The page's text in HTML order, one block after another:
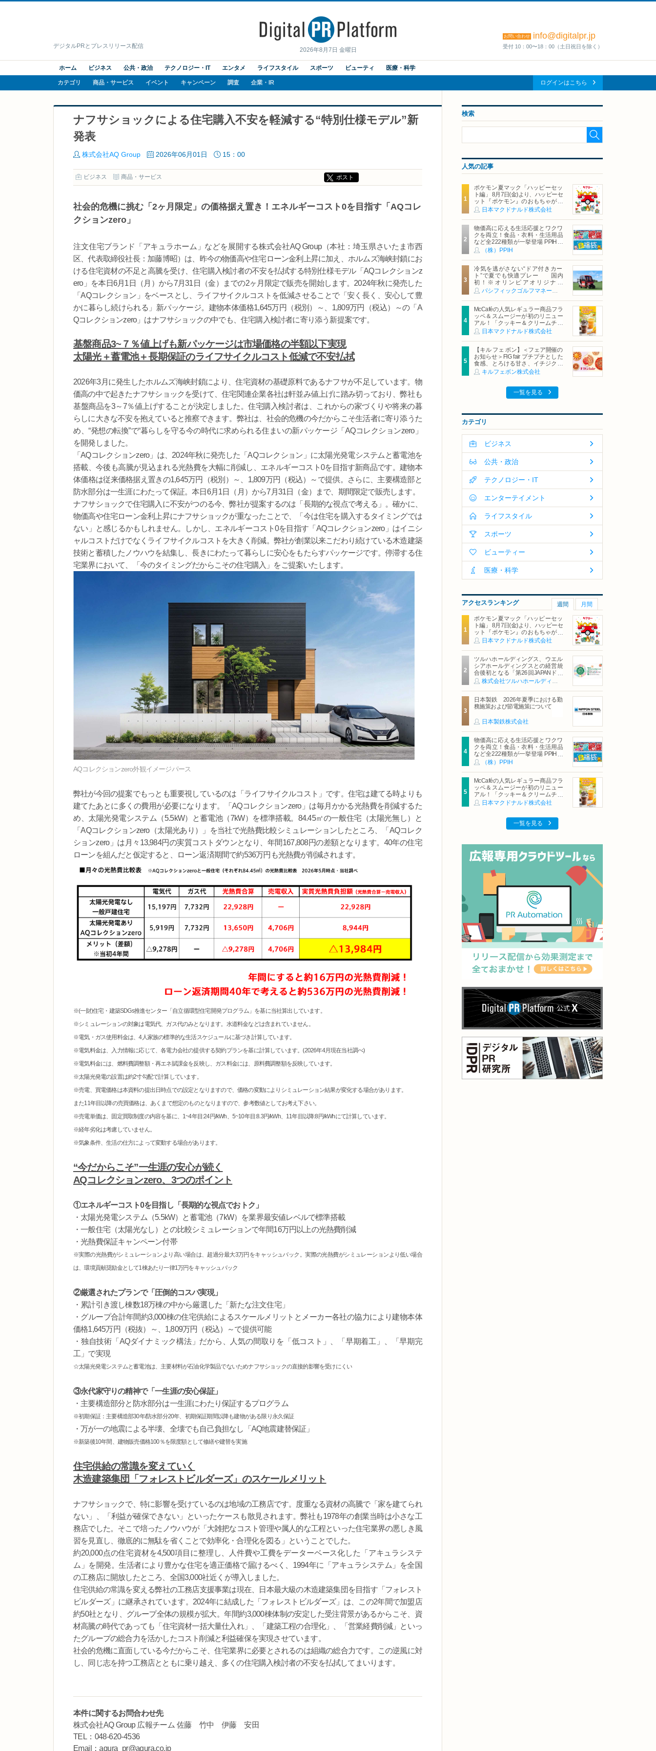
2026年8月7日 金曜日
デジタルPRとプレスリリース配信
お問い合わせ info@digitalpr.jp
受付 10：00〜18：00（土日祝日を除く）
ホーム ビジネス 公共・政治 テクノロジー・IT エンタメ ライフスタイル スポーツ ビューティ 医療・科学
カテゴリ 商品・サービス イベント キャンペーン 調査 企業・IR ログインはこちら
ナフサショックによる住宅購入不安を軽減する“特別仕様モデル”新
発表
株式会社AQ Group 2026年06月01日 15：00
ビジネス 商品・サービス ポスト
社会的危機に挑む「2ヶ月限定」の価格据え置き！エネルギーコスト0を目指す「AQコレ
クションzero」
注文住宅ブランド「アキュラホーム」などを展開する株式会社AQ Group（本社：埼玉県さいたま市西
区、代表取締役社長：加藤博昭）は、昨今の物価高や住宅ローン金利上昇に加え、ホルムズ海峡封鎖にお
ける住宅資材の不足と高騰を受け、住宅購入検討者の不安を払拭する特別仕様モデル「AQコレクションz
ero」を本日6月1日（月）から7月31日（金）までの2ヶ月限定で販売を開始します。2024年秋に発売した
「AQコレクション」をベースとし、ライフサイクルコストを低減させることで「安く長く、安心して豊
かに暮らし続けられる」新パッケージ。建物本体価格1,645万円（税別）～、1,809万円（税込）～の「A
Qコレクションzero」はナフサショックの中でも、住宅購入検討者に寄り添う新提案です。
基盤商品3~７％値上げも新パッケージは市場価格の半額以下実現
太陽光＋蓄電池＋長期保証のライフサイクルコスト低減で不安払拭
2026年3月に発生したホルムズ海峡封鎖により、住宅資材の基礎原料であるナフサが不足しています。物
価高の中で起きたナフサショックを受けて、住宅関連企業各社は軒並み値上げに踏み切っており、弊社も
基盤商品を3～7％値上げすることが決定しました。住宅購入検討者は、これからの家づくりや将来の暮
らしに大きな不安を抱えていると推察できます。弊社は、社会的危機の今だからこそ生活者に寄り添うた
め、“発想の転換”で“暮らしを守る今の時代に求められる住まいの新パッケージ「AQコレクションzero」
を開発しました。
「AQコレクションzero」は、2024年秋に発売した「AQコレクション」に太陽光発電システムと蓄電池を
搭載、今後も高騰が見込まれる光熱費を大幅に削減し、エネルギーコスト0を目指す新商品です。建物本
体価格は従来価格据え置きの1,645万円（税別）～、1,809万円（税込）～で提供。さらに、主要構造部と
防水部分は一生涯にわたって保証。本日6月1日（月）から7月31日（金）まで、期間限定で販売します。
ナフサショックで住宅購入に不安がつのる今、弊社が提案するのは「長期的な視点で考える」。確かに、
物価高や住宅ローン金利上昇にナフサショックが重なったことで、「今は住宅を購入するタイミングでは
ない」と感じるかもしれません。しかし、エネルギーコスト0を目指す「AQコレクションzero」はイニシ
ャルコストだけでなくライフサイクルコストを大きく削減。弊社が創業以来こだわり続けている木造建築
技術と蓄積したノウハウを結集し、長きにわたって暮らしに安心をもたらすパッケージです。停滞する住
宅業界において、「今のタイミングだからこその住宅購入」をご提案いたします。
AQコレクションzero外観イメージパース
弊社が今回の提案でもっとも重要視しているのは「ライフサイクルコスト」です。住宅は建てる時よりも
建てたあとに多くの費用が必要になります。「AQコレクションzero」は毎月かかる光熱費を削減するた
め、太陽光発電システム（5.5kW）と蓄電池（7kW）を標準搭載。84.45㎡の一般住宅（太陽光無し）と
「AQコレクションzero（太陽光あり）」を当社で光熱費比較シミュレーションしたところ、「AQコレク
ションzero」は月々13,984円の実質コストダウンとなり、年間167,808円の差額となります。40年の住宅
ローンを組んだと仮定すると、ローン返済期間で約536万円も光熱費が削減されます。
※(一財)住宅・建築SDGs推進センター「自立循環型住宅開発プログラム」を基に当社算出しています。
※シミュレーションの対象は電気代、ガス代のみとなります。水道料金などは含まれていません。
※電気・ガス使用料金は、4人家族の標準的な生活スケジュールに基づき計算しています。
※電気料金は、入力情報に応じて、各電力会社の提供する契約プランを基に計算しています。(2026年4月現在当社調べ)
※電気料金には、燃料費調整額・再エネ賦課金を反映し、ガス料金には、原料費調整額を反映しています。
※太陽光発電の設置は約2寸勾配で計算しています。
※売電、買電価格は本資料の提出日時点での設定となりますので、価格の変動によりシミュレーション結果が変化する場合があります。
また11年目以降の売買価格は、あくまで想定のものとなりますので、参考数値としてお考え下さい。
※売電単価は、固定買取制度の内容を基に、1~4年目:24円/kWh、5~10年目:8.3円/kWh、11年目以降:8円/kWhにて計算しています。
※経年劣化は考慮していません。
※気象条件、生活の仕方によって変動する場合があります。
“今だからこそ”一生涯の安心が続く
AQコレクションzero、3つのポイント
①エネルギーコスト0を目指し「長期的な視点でおトク」
・太陽光発電システム（5.5kW）と蓄電池（7kW）を業界最安値レベルで標準搭載
・一般住宅（太陽光なし）との比較シミュレーションで年間16万円以上の光熱費削減
・光熱費保証キャンペーン付帯
※実際の光熱費がシミュレーションより高い場合は、超過分最大3万円をキャッシュバック。実際の光熱費がシミュレーションより低い場合
は、環境貢献奨励金として1棟あたり一律1万円をキャッシュバック
②厳選されたプランで「圧倒的コスパ実現」
・累計引き渡し棟数18万棟の中から厳選した「新たな注文住宅」
・グループ合計年間約3,000棟の住宅供給によるスケールメリットとメーカー各社の協力により建物本体
価格1,645万円（税抜）～、1,809万円（税込）～で提供可能
・独自技術「AQダイナミック構法」だから、人気の間取りを「低コスト」、「早期着工」、「早期完
工」で実現
☆太陽光発電システムと蓄電池は、主要材料が石油化学製品でないためナフサショックの直接的影響を受けにくい
③永代家守りの精神で「一生涯の安心保証」
・主要構造部分と防水部分は一生涯にわたり保証するプログラム
※初期保証：主要構造部30年/防水部分20年、初期保証期間以降も建物がある限り永久保証
・万が一の地震による半壊、全壊でも自己負担なし「AQ地震建替保証」
※新築後10年間、建物販売価格100％を限度額として修繕や建替を実施
住宅供給の常識を変えていく
木造建築集団「フォレストビルダーズ」のスケールメリット
ナフサショックで、特に影響を受けているのは地域の工務店です。度重なる資材の高騰で「家を建てられ
ない」、「利益が確保できない」といったケースも散見されます。弊社も1978年の創業当時は小さな工
務店でした。そこで培ったノウハウが「大雑把なコスト管理や属人的な工程といった住宅業界の悪しき風
習を見直し、徹底的に無駄を省くことで効率化・合理化を図る」ということでした。
約20,000点の住宅資材を4,500項目に整理し、人件費や工費をデーターベース化した「アキュラシステ
ム」を開発。生活者により豊かな住宅を適正価格で届けるべく、1994年に「アキュラシステム」を全国
の工務店に開放したところ、全国3,000社近くが導入しました。
住宅供給の常識を変える弊社の工務店支援事業は現在、日本最大級の木造建築集団を目指す「フォレスト
ビルダーズ」に継承されています。2024年に結成した「フォレストビルダーズ」は、この2年間で加盟店
約50社となり、グループ全体の規模が拡大。年間約3,000棟体制の安定した受注背景があるからこそ、資
材高騰の時代であっても「住宅資材一括大量仕入れ」、「建築工程の合理化」、「営業経費削減」といっ
たグループの総合力を活かしたコスト削減と利益確保を実現させています。
社会的危機に直面している今だからこそ、住宅業界に必要とされるのは組織の総合力です。この逆風に対
し、同じ志を持つ工務店とともに乗り越え、多くの住宅購入検討者の不安を払拭してまいります。
本件に関するお問合わせ先
株式会社AQ Group 広報チーム 佐藤 竹中 伊藤 安田
TEL：048-620-4536
Email：aqura_pr@aqura.co.jp
検索
人気の記事
ポケモン夏マック「ハッピーセッ
ト編」 8月7日(金)より、ハッピーセ
ット『ポケモン』のおもちゃが期
間限定登場
日本マクドナルド株式会社
物価高に応える生活応援とワクワ
クを両立！食品・衣料・生活用品
など全222種類が一挙登場 PPIHグ
ループ「夏福袋」＆セール 8月6日
(木)より順次スタート
（株）PPIH
冷気を逃がさない“ドア付きカー
ト”で夏でも快適プレー 国内
初！※オリンピアオリジナル
「AirCon Cart（エアコンカー
ト）」導入 | ＰＧＭ
McCaféの人気レギュラー商品フラ
ッペ＆スムージーが初のリニュー
アル！「クッキー＆クリームチョ
コフラッペ」「マンゴースムージ
ー」8月5日（水）から販売開始
日本マクドナルド株式会社
【キル フェ ボン】＜フェア開催の
お知らせ＞FIG fair プチプチとした
食感、とろける甘さ、イチジクの
魅力をたっぷりと。新作を含め、
イチジク尽くしの全4種が登場8月
キルフェボン株式会社
一覧を見る
カテゴリ
ビジネス
公共・政治
テクノロジー・IT
エンターテイメント
ライフスタイル
スポーツ
ビューティー
医療・科学
アクセスランキング 週間 月間
ポケモン夏マック「ハッピーセッ
ト編」 8月7日(金)より、ハッピーセ
ット『ポケモン』のおもちゃが期
間限定登場
日本マクドナルド株式会社
ツルハホールディングス、ウエル
シアホールディングスとの経営統
合後初となる「第26回JAPANドラ
ッグストアショー」に出展
株式会社ツルハホールディングス
日本製鉄 2026年夏季における勤
務施策および節電施策について
日本製鉄株式会社
物価高に応える生活応援とワクワ
クを両立！食品・衣料・生活用品
など全222種類が一挙登場 PPIHグ
ループ「夏福袋」＆セール 8月6日
（株）PPIH
McCaféの人気レギュラー商品フラ
ッペ＆スムージーが初のリニュー
アル！「クッキー＆クリームチョ
コフラッペ」「マンゴースムージ
日本マクドナルド株式会社
一覧を見る